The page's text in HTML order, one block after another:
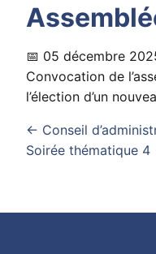
📅 05 décembre
Convocation de
l’élection d’un
← Conseil
Soirée thématique